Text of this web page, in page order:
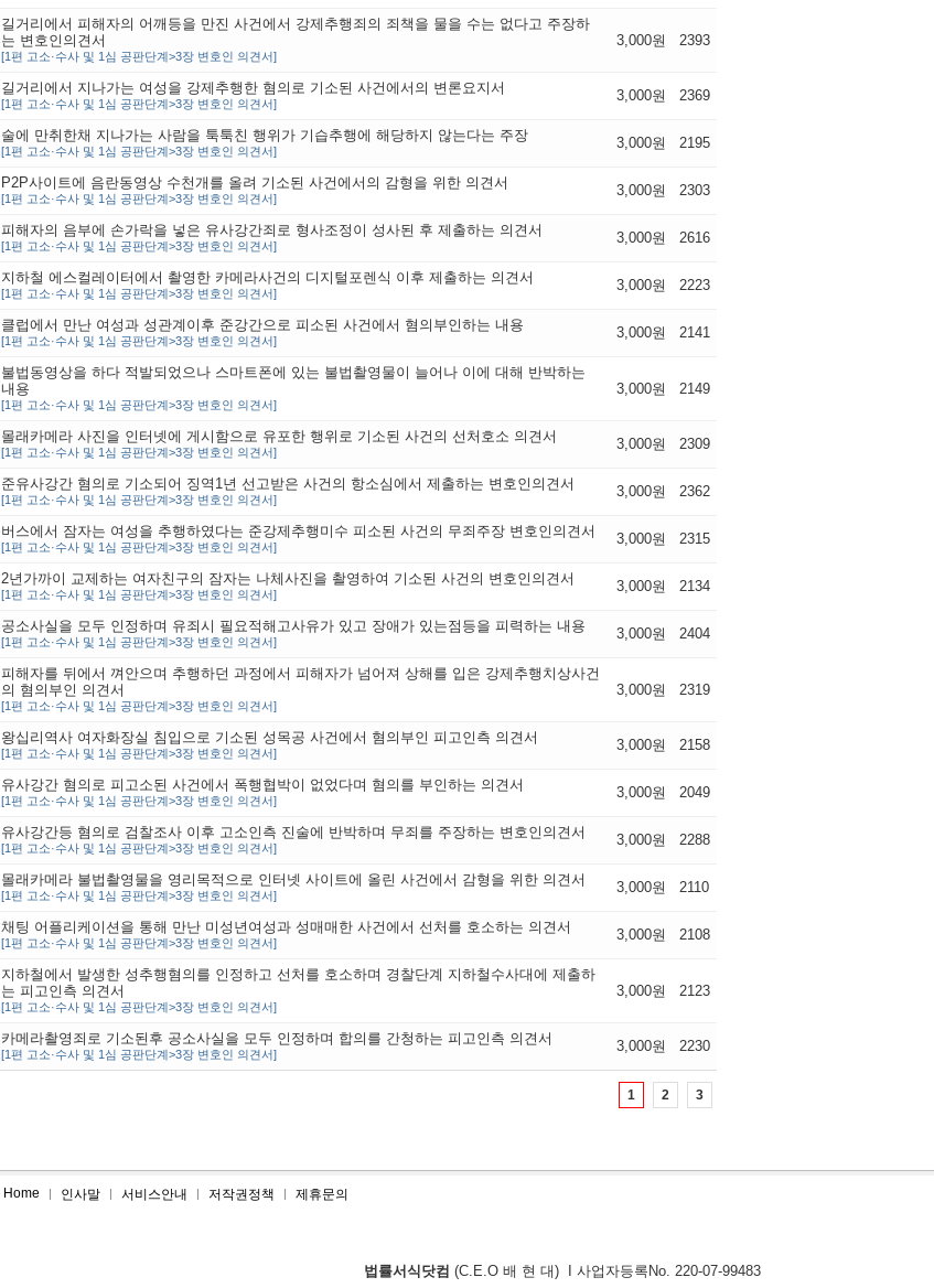
길거리에서 피해자의 어깨등을 만진 사건에서 강제추행죄의 죄책을 물을 수는 없다고 주장하
는 변호인의견서
[1편 고소·수사 및 1심 공판단계>3장 변호인 의견서]
3,000원 2393
길거리에서 지나가는 여성을 강제추행한 혐의로 기소된 사건에서의 변론요지서
[1편 고소·수사 및 1심 공판단계>3장 변호인 의견서] 3,000원 2369
술에 만취한채 지나가는 사람을 툭툭친 행위가 기습추행에 해당하지 않는다는 주장
[1편 고소·수사 및 1심 공판단계>3장 변호인 의견서] 3,000원 2195
P2P사이트에 음란동영상 수천개를 올려 기소된 사건에서의 감형을 위한 의견서
[1편 고소·수사 및 1심 공판단계>3장 변호인 의견서] 3,000원 2303
피해자의 음부에 손가락을 넣은 유사강간죄로 형사조정이 성사된 후 제출하는 의견서
[1편 고소·수사 및 1심 공판단계>3장 변호인 의견서] 3,000원 2616
지하철 에스컬레이터에서 촬영한 카메라사건의 디지털포렌식 이후 제출하는 의견서
[1편 고소·수사 및 1심 공판단계>3장 변호인 의견서] 3,000원 2223
클럽에서 만난 여성과 성관계이후 준강간으로 피소된 사건에서 혐의부인하는 내용
[1편 고소·수사 및 1심 공판단계>3장 변호인 의견서] 3,000원 2141
불법동영상을 하다 적발되었으나 스마트폰에 있는 불법촬영물이 늘어나 이에 대해 반박하는
내용
[1편 고소·수사 및 1심 공판단계>3장 변호인 의견서]
3,000원 2149
몰래카메라 사진을 인터넷에 게시함으로 유포한 행위로 기소된 사건의 선처호소 의견서
[1편 고소·수사 및 1심 공판단계>3장 변호인 의견서] 3,000원 2309
준유사강간 혐의로 기소되어 징역1년 선고받은 사건의 항소심에서 제출하는 변호인의견서
[1편 고소·수사 및 1심 공판단계>3장 변호인 의견서] 3,000원 2362
버스에서 잠자는 여성을 추행하였다는 준강제추행미수 피소된 사건의 무죄주장 변호인의견서
[1편 고소·수사 및 1심 공판단계>3장 변호인 의견서] 3,000원 2315
2년가까이 교제하는 여자친구의 잠자는 나체사진을 촬영하여 기소된 사건의 변호인의견서
[1편 고소·수사 및 1심 공판단계>3장 변호인 의견서] 3,000원 2134
공소사실을 모두 인정하며 유죄시 필요적해고사유가 있고 장애가 있는점등을 피력하는 내용
[1편 고소·수사 및 1심 공판단계>3장 변호인 의견서] 3,000원 2404
피해자를 뒤에서 껴안으며 추행하던 과정에서 피해자가 넘어져 상해를 입은 강제추행치상사건
의 혐의부인 의견서
[1편 고소·수사 및 1심 공판단계>3장 변호인 의견서]
3,000원 2319
왕십리역사 여자화장실 침입으로 기소된 성목공 사건에서 혐의부인 피고인측 의견서
[1편 고소·수사 및 1심 공판단계>3장 변호인 의견서] 3,000원 2158
유사강간 혐의로 피고소된 사건에서 폭행협박이 없었다며 혐의를 부인하는 의견서
[1편 고소·수사 및 1심 공판단계>3장 변호인 의견서] 3,000원 2049
유사강간등 혐의로 검찰조사 이후 고소인측 진술에 반박하며 무죄를 주장하는 변호인의견서
[1편 고소·수사 및 1심 공판단계>3장 변호인 의견서] 3,000원 2288
몰래카메라 불법촬영물을 영리목적으로 인터넷 사이트에 올린 사건에서 감형을 위한 의견서
[1편 고소·수사 및 1심 공판단계>3장 변호인 의견서] 3,000원 2110
채팅 어플리케이션을 통해 만난 미성년여성과 성매매한 사건에서 선처를 호소하는 의견서
[1편 고소·수사 및 1심 공판단계>3장 변호인 의견서] 3,000원 2108
지하철에서 발생한 성추행혐의를 인정하고 선처를 호소하며 경찰단계 지하철수사대에 제출하
는 피고인측 의견서
[1편 고소·수사 및 1심 공판단계>3장 변호인 의견서]
3,000원 2123
카메라촬영죄로 기소된후 공소사실을 모두 인정하며 합의를 간청하는 피고인측 의견서
[1편 고소·수사 및 1심 공판단계>3장 변호인 의견서] 3,000원 2230
1 2 3
Home 인사말 서비스안내 저작권정책 제휴문의
법률서식닷컴 (C.E.O 배 현 대) I 사업자등록No. 220-07-99483